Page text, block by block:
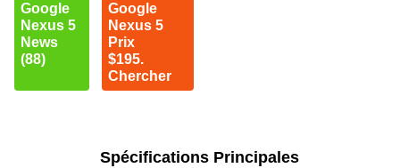
Google
Nexus 5
News
(88)
Google
Nexus 5
Prix
$195.
Chercher
Spécifications Principales